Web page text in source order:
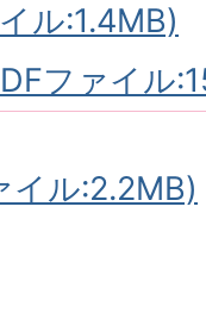
ル:1.4MB)
ファイル
イル:2.2MB)